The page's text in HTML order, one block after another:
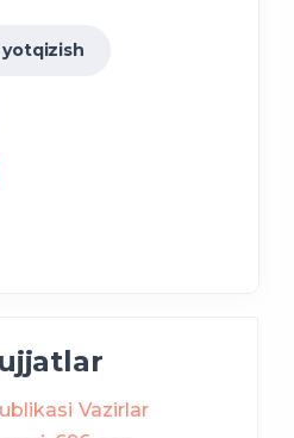
Vazirlar